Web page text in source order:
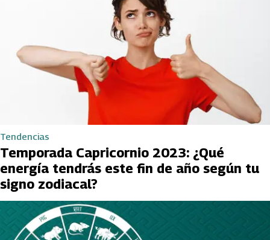
Tendencias
Temporada Capricornio 2023: ¿Qué
energía tendrás este fin de año según tu
signo zodiacal?